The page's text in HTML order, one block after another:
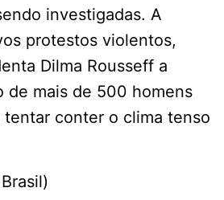
investigadas. A
protestos violentos,
Dilma Rousseff a
de mais de 500 homens
tentar conter o clima tenso